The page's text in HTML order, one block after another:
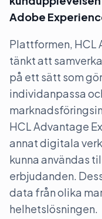
Adobe
Plattformen, HCL
tänkt att
på ett sätt som
individanpassa
HCL Advantage
annat digitala
kunna användas
erbjudanden.
data från olika
helhetslösningen.